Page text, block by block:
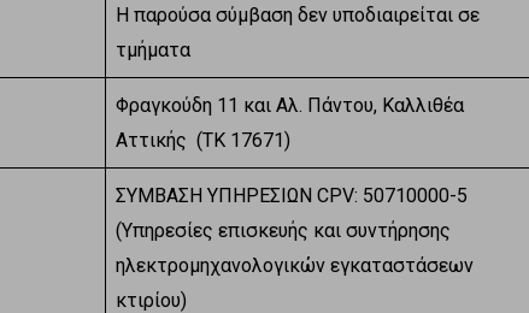
Η παρούσα σύμβαση δεν υποδιαιρείται σε
τμήματα
Φραγκούδη 11 και Αλ. Πάντου, Καλλιθέα
Αττικής (ΤΚ 17671)
ΣΥΜΒΑΣΗ ΥΠΗΡΕΣΙΩΝ CPV: 50710000-5
(Υπηρεσίες επισκευής και συντήρησης
ηλεκτρομηχανολογικών εγκαταστάσεων
κτιρίου)